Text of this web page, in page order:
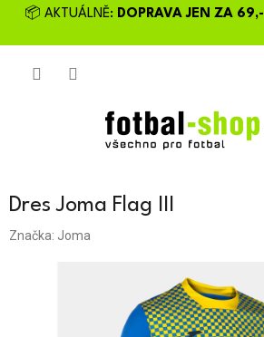
Přejít📦 AKTUÁLNĚ: DOPRAVA JEN ZA 69,-
Dres Joma Flag III
Značka: Joma